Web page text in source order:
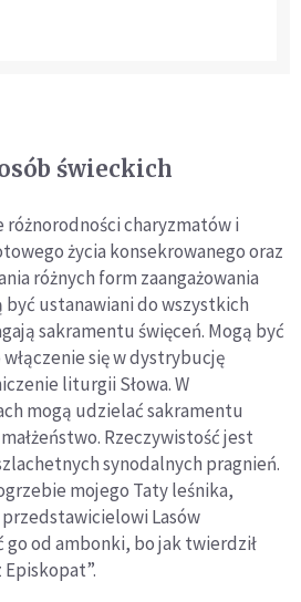
świeckich
różnorodności charyzmatów i
życia konsekrowanego oraz
różnych form zaangażowania
ustanawiani do wszystkich
sakramentu święceń. Mogą być
się w dystrybucję
liturgii Słowa. W
mogą udzielać sakramentu
Rzeczywistość jest
synodalnych pragnień.
mojego Taty leśnika,
Lasów
go od ambonki, bo jak twierdził